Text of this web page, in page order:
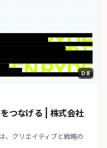
D 8
つなげる | 株式会社
、クリエイティブと戦略の